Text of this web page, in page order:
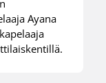
Ayana